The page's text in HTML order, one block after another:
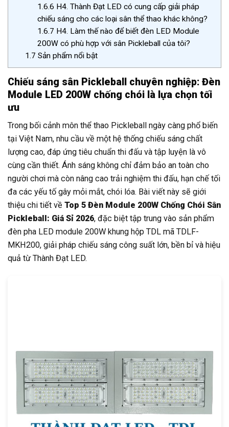
1.6.6 H4. Thành Đạt LED có cung cấp giải pháp
chiếu sáng cho các loại sân thể thao khác không?
1.6.7 H4. Làm thế nào để biết đèn LED Module
200W có phù hợp với sân Pickleball của tôi?
1.7 Sản phẩm nổi bật
Chiếu sáng sân Pickleball chuyên nghiệp: Đèn
Module LED 200W chống chói là lựa chọn tối
ưu
Trong bối cảnh môn thể thao Pickleball ngày càng phổ biến
tại Việt Nam, nhu cầu về một hệ thống chiếu sáng chất
lượng cao, đáp ứng tiêu chuẩn thi đấu và tập luyện là vô
cùng cần thiết. Ánh sáng không chỉ đảm bảo an toàn cho
người chơi mà còn nâng cao trải nghiệm thi đấu, hạn chế tối
đa các yếu tố gây mỏi mắt, chói lóa. Bài viết này sẽ giới
thiệu chi tiết về Top 5 Đèn Module 200W Chống Chói Sân
Pickleball: Giá Sỉ 2026, đặc biệt tập trung vào sản phẩm
đèn pha LED module 200W khung hộp TDL mã TDLF-
MKH200, giải pháp chiếu sáng công suất lớn, bền bỉ và hiệu
quả từ Thành Đạt LED.